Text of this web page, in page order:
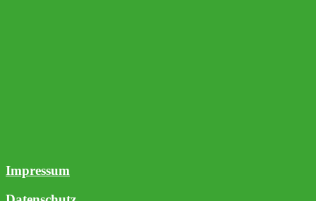
Impressum